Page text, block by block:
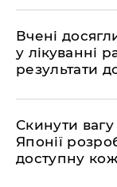
Вчені
у лікуванні
результати
Скинути
Японії
доступну